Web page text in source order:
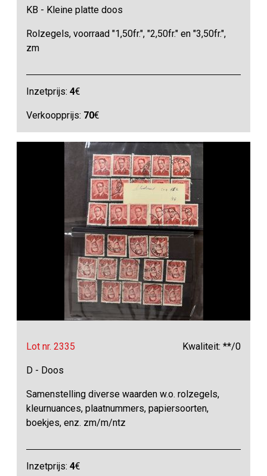
KB - Kleine platte doos
Rolzegels, voorraad "1,50fr.", "2,50fr." en "3,50fr.",
zm
Inzetprijs:4€
Verkoopprijs: 70€
Lot nr. 2335 Kwaliteit: **/0
D - Doos
Samenstelling diverse waarden w.o. rolzegels,
kleurnuances, plaatnummers, papiersoorten,
boekjes, enz. zm/m/ntz
Inzetprijs:4€